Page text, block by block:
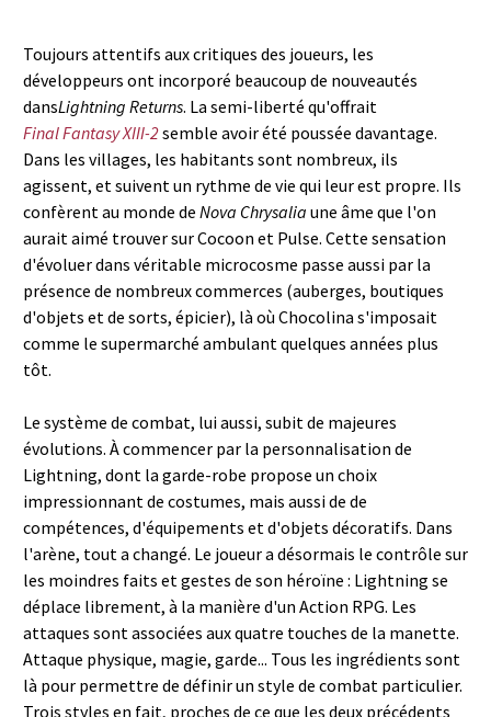
Toujours attentifs aux critiques des joueurs, les
développeurs ont incorporé beaucoup de nouveautés
dansLightning Returns. La semi-liberté qu'offrait
Final Fantasy XIII-2semble avoir été poussée davantage.
Dans les villages, les habitants sont nombreux, ils
agissent, et suivent un rythme de vie qui leur est propre. Ils
confèrent au monde de Nova Chrysalia une âme que l'on
aurait aimé trouver sur Cocoon et Pulse. Cette sensation
d'évoluer dans véritable microcosme passe aussi par la
présence de nombreux commerces (auberges, boutiques
d'objets et de sorts, épicier), là où Chocolina s'imposait
comme le supermarché ambulant quelques années plus
tôt.
Le système de combat, lui aussi, subit de majeures
évolutions. À commencer par la personnalisation de
Lightning, dont la garde-robe propose un choix
impressionnant de costumes, mais aussi de de
compétences, d'équipements et d'objets décoratifs. Dans
l'arène, tout a changé. Le joueur a désormais le contrôle sur
les moindres faits et gestes de son héroïne : Lightning se
déplace librement, à la manière d'un Action RPG. Les
attaques sont associées aux quatre touches de la manette.
Attaque physique, magie, garde... Tous les ingrédients sont
là pour permettre de définir un style de combat particulier.
Trois styles en fait, proches de ce que les deux précédents